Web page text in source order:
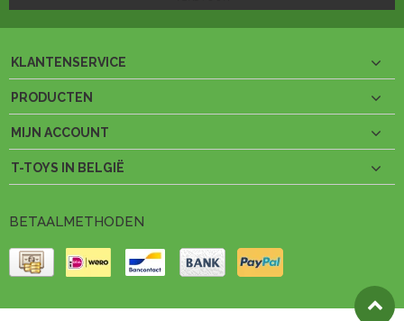
KLANTENSERVICE
PRODUCTEN
MIJN ACCOUNT
T-TOYS IN BELGIË
BETAALMETHODEN